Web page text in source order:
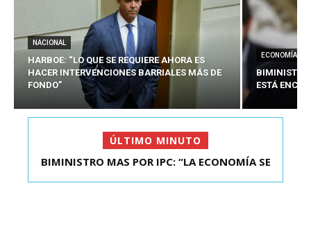
NACIONAL
HARBOE: “LO QUE SE REQUIERE AHORA ES
HACER INTERVENCIONES BARRIALES MÁS DE
FONDO”
ECONOMÍA
BIMINISTRO
ESTÁ
ÚLTIMO MINUTO
BIMINISTRO MAS POR IPC: “LA ECONOMÍA SE